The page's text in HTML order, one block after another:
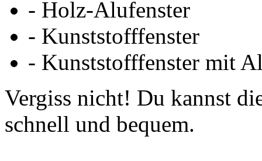
- Holz-Alufenster
- Kunststofffenster
- Kunststofffenster mit
Vergiss nicht! Du kannst
schnell und bequem.